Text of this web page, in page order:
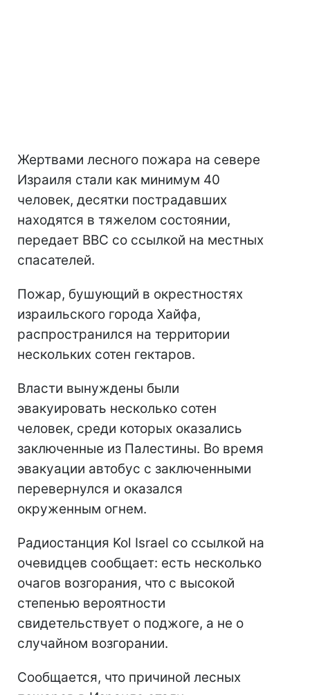
Жертвами лесного пожара на севере
Израиля стали как минимум 40
человек, десятки пострадавших
находятся в тяжелом состоянии,
передает BBC со ссылкой на местных
спасателей.
Пожар, бушующий в окрестностях
израильского города Хайфа,
распространился на территории
нескольких сотен гектаров.
Власти вынуждены были
эвакуировать несколько сотен
человек, среди которых оказались
заключенные из Палестины. Во время
эвакуации автобус с заключенными
перевернулся и оказался
окруженным огнем.
Радиостанция Kol Israel со ссылкой на
очевидцев сообщает: есть несколько
очагов возгорания, что с высокой
степенью вероятности
свидетельствует о поджоге, а не о
случайном возгорании.
Сообщается, что причиной лесных